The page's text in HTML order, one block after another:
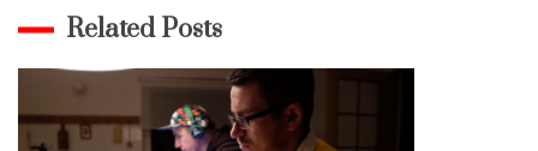
Related Posts